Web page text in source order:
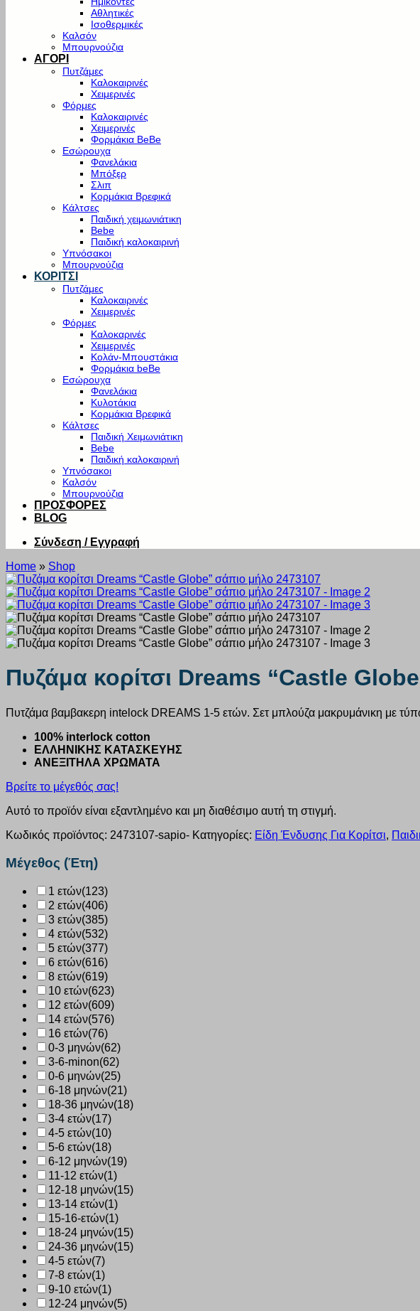
Αθλητικές
Ισοθερμικές
Καλσόν
Μπουρνούζια
ΑΓΟΡΙ
Πυτζάμες
Καλοκαιρινές
Χειμερινές
Φόρμες
Καλοκαιρινές
Χειμερινές
Φορμάκια BeBe
Εσώρουχα
Φανελάκια
Μπόξερ
Σλιπ
Κορμάκια Βρεφικά
Κάλτσες
Παιδική χειμωνιάτικη
Bebe
Παιδική καλοκαιρινή
Υπνόσακοι
Μπουρνούζια
ΚΟΡΙΤΣΙ
Πυτζάμες
Καλοκαιρινές
Χειμερινές
Φόρμες
Καλοκαρινές
Χειμερινές
Κολάν-Μπουστάκια
Φορμάκια beBe
Εσώρουχα
Φανελάκια
Κυλοτάκια
Κορμάκια Βρεφικά
Κάλτσες
Παιδική Χειμωνιάτικη
Bebe
Παιδική καλοκαιρινή
Υπνόσακοι
Καλσόν
Μπουρνούζια
ΠΡΟΣΦΟΡΕΣ
BLOG
Σύνδεση / Εγγραφή
Home » Shop
Πυζάμα κορίτσι Dreams “Castle
Πυτζάμα βαμβακερη intelock DREAMS 1-5 ετών. Σετ μπλούζα μακρυμάνικη με
100% interlock cotton
ΕΛΛΗΝΙΚΗΣ ΚΑΤΑΣΚΕΥΗΣ
ΑΝΕΞΙΤΗΛΑ ΧΡΩΜΑΤΑ
Βρείτε το μέγεθός σας!
Αυτό το προϊόν είναι εξαντλημένο και μη διαθέσιμο αυτή τη στιγμή.
Κωδικός προϊόντος: 2473107-sapio- Κατηγορίες: Είδη Ένδυσης Για Κορίτσι,
Μέγεθος (Έτη)
1 ετών(123)
2 ετών(406)
3 ετών(385)
4 ετών(532)
5 ετών(377)
6 ετών(616)
8 ετών(619)
10 ετών(623)
12 ετών(609)
14 ετών(576)
16 ετών(76)
0-3 μηνών(62)
3-6-minon(62)
0-6 μηνών(25)
6-18 μηνών(21)
18-36 μηνών(18)
3-4 ετών(17)
4-5 ετών(10)
5-6 ετών(18)
6-12 μηνών(19)
11-12 ετών(1)
12-18 μηνών(15)
13-14 ετών(1)
15-16-ετών(1)
18-24 μηνών(15)
24-36 μηνών(15)
4-5 ετών(7)
7-8 ετών(1)
9-10 ετών(1)
12-24 μηνών(5)